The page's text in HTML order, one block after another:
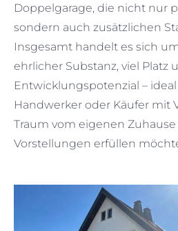
Doppelgarage, die nicht nur
sondern auch zusätzlichen
Insgesamt handelt es sich
ehrlicher Substanz, viel Platz
Entwicklungspotenzial –
Handwerker oder Käufer mit
Traum vom eigenen
Vorstellungen erfüllen